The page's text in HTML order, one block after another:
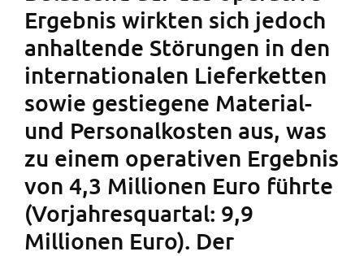
Ergebnis wirkten sich jedoch
anhaltende Störungen in den
internationalen Lieferketten
sowie gestiegene Material-
und Personalkosten aus, was
zu einem operativen Ergebnis
von 4,3 Millionen Euro führte
(Vorjahresquartal: 9,9
Millionen Euro). Der